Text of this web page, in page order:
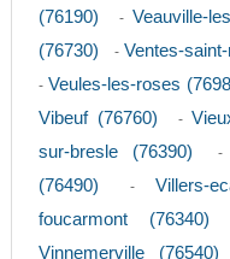
(76190)
- Veauville-
(76730)
- Ventes-
- Veules-les-roses
Vibeuf (76760) -
sur-bresle (76390)
-
(76490)
- Villers-
foucarmont (76340)
Vinnemerville (76540)